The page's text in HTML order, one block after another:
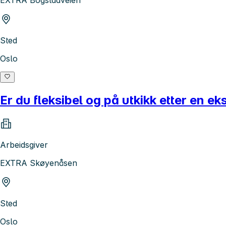
Sted
Oslo
Er du fleksibel og på utkikk etter en
Arbeidsgiver
EXTRA Skøyenåsen
Sted
Oslo